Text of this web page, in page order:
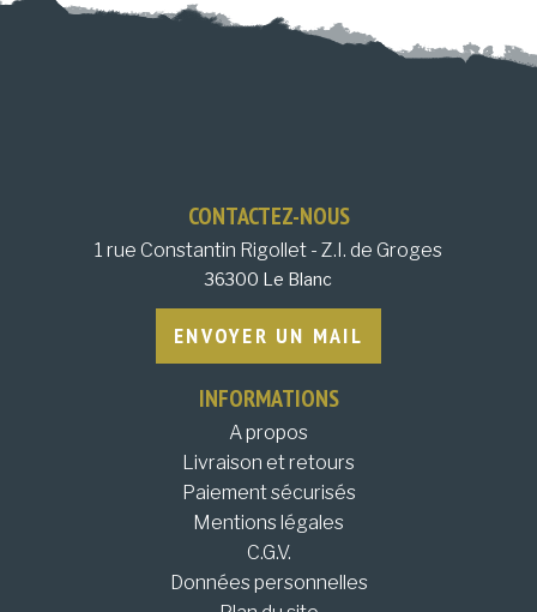
CONTACTEZ-NOUS
1 rue Constantin Rigollet - Z.I. de Groges
36300 Le Blanc
ENVOYER UN MAIL
INFORMATIONS
A propos
Livraison et retours
Paiement sécurisés
Mentions légales
C.G.V.
Données personnelles